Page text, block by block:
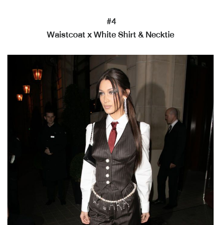
#4
Waistcoat x White Shirt & Necktie